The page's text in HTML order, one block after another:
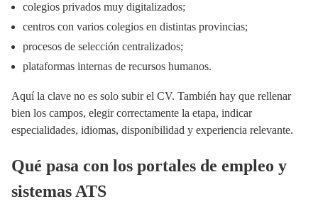
colegios privados muy digitalizados;
centros con varios colegios en distintas provincias;
procesos de selección centralizados;
plataformas internas de recursos humanos.
Aquí la clave no es solo subir el CV. También hay que rellenar
bien los campos, elegir correctamente la etapa, indicar
especialidades, idiomas, disponibilidad y experiencia relevante.
Qué pasa con los portales de empleo y
sistemas ATS